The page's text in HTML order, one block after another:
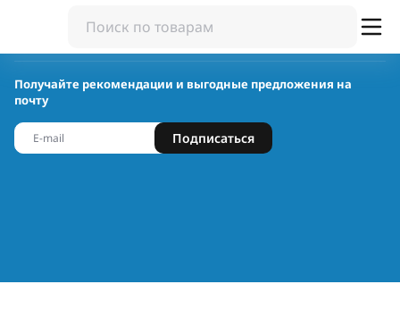
Получайте рекомендации и выгодные предложения на
почту
Подписаться